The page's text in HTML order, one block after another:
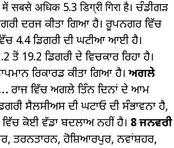
सबसे अधिक 5.3 डिग्री गिरा है। ਚੰਡੀਗੜ
ਦਰਜ ਕੀਤਾ ਗਿਆ ਹੈ। ਰੂਪਨਗਰ ਵਿੱਚ
4.4 ਡਿਗਰੀ ਦੀ ਘਟੀਆ ਆਈ ਹੈ।
ਤੋਂ 19.2 ਡਿਗਰੀ ਦੇ ਵਿਚਕਾਰ ਰਿਹਾ ਹੈ।
ਰਿਕਾਰਡ ਕੀਤਾ ਗਿਆ ਹੈ।ਅਗਲੇ
ਰਾਜ ਵਿੱਚ ਅਗਲੇ ਤਿੰਨ ਦਿਨਾਂ ਦੇ ਆਮ
ਸੈਲਸੀਅਸ ਦੀ ਘਟਾਓ ਦੀ ਸੰਭਾਵਨਾ ਹੈ,
ਕੋਈ ਵੱਡਾ ਬਦਲਾਅ ਨਹੀਂ ਹੈ। 8 ਜਨਵਰੀ
ਤਰਨਤਾਰਨ, ਹੋਸ਼ਿਆਰਪੁਰ, ਨਵਾਂਸ਼ਹਰ,